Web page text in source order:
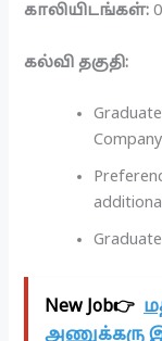
காலியிடங்கள்:
கல்வி தகுதி:
New Job👉
அணுக்கரு